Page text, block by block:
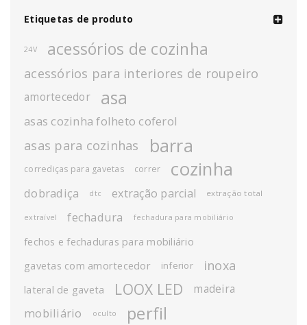
Etiquetas de produto
24V acessórios de cozinha
acessórios para interiores de roupeiro
amortecedor asa
asas cozinha folheto coferol
asas para cozinhas barra
corrediças para gavetas correr cozinha
dobradiça dtc extração parcial extração total
extraível fechadura fechadura para mobiliário
fechos e fechaduras para mobiliário
gavetas com amortecedor
inferior inoxa
lateral de gaveta LOOX LED madeira
mobiliário oculto perfil